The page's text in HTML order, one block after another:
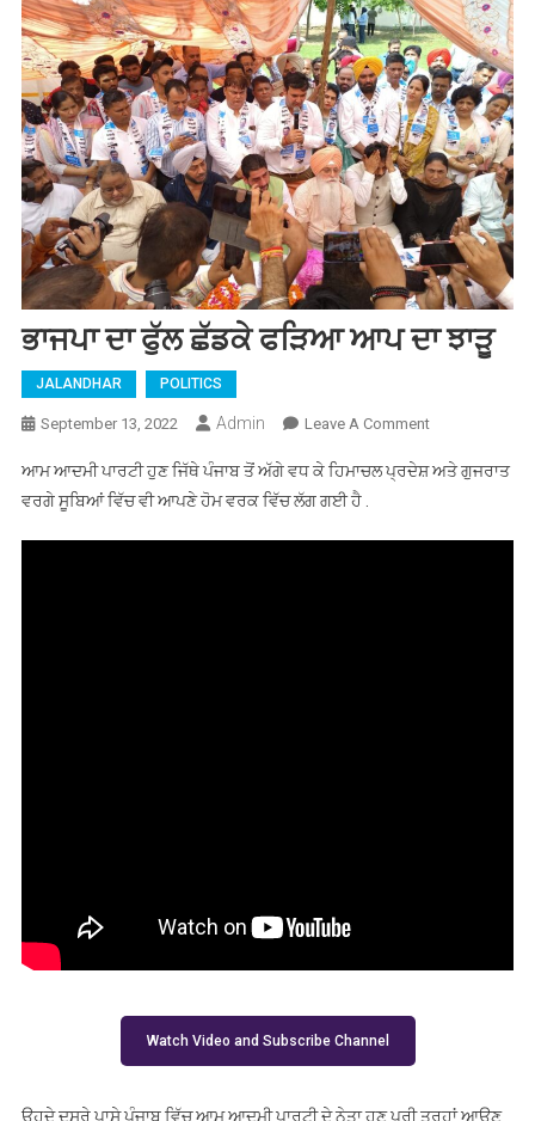
ਭਾਜਪਾ ਦਾ ਫੁੱਲ ਛੱਡਕੇ ਫੜਿਆ ਆਪ ਦਾ ਝਾੜੂ
JALANDHAR POLITICS
September 13, 2022 Admin Leave A CommentOn ਭਾਜਪਾ ਦਾ
ਫੜਿਆ ਆਪ
ਆਮ ਆਦਮੀ ਪਾਰਟੀ ਹੁਣ ਜਿੱਥੇ ਪੰਜਾਬ ਤੋਂ ਅੱਗੇ ਵਧ ਕੇ ਹਿਮਾਚਲ ਪ੍ਰਦੇਸ਼ ਅਤੇ ਗੁਜਰਾਤ
ਵਰਗੇ ਸੂਬਿਆਂ ਵਿੱਚ ਵੀ ਆਪਣੇ ਹੋਮ ਵਰਕ ਵਿੱਚ ਲੱਗ ਗਈ ਹੈ .
Watch Video and Subscribe Channel
ਉਹਦੇ ਦੂਸਰੇ ਪਾਸੇ ਪੰਜਾਬ ਵਿੱਚ ਆਮ ਆਦਮੀ ਪਾਰਟੀ ਦੇ ਨੇਤਾ ਹੁਣ ਪੂਰੀ ਤਰ੍ਹਾਂ ਆਉਣ